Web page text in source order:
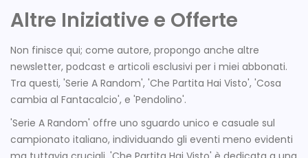
Altre Iniziative e Offerte
Non finisce qui; come autore, propongo anche altre
newsletter, podcast e articoli esclusivi per i miei abbonati.
Tra questi, 'Serie A Random', 'Che Partita Hai Visto', 'Cosa
cambia al Fantacalcio', e 'Pendolino'.
'Serie A Random' offre uno sguardo unico e casuale sul
campionato italiano, individuando gli eventi meno evidenti